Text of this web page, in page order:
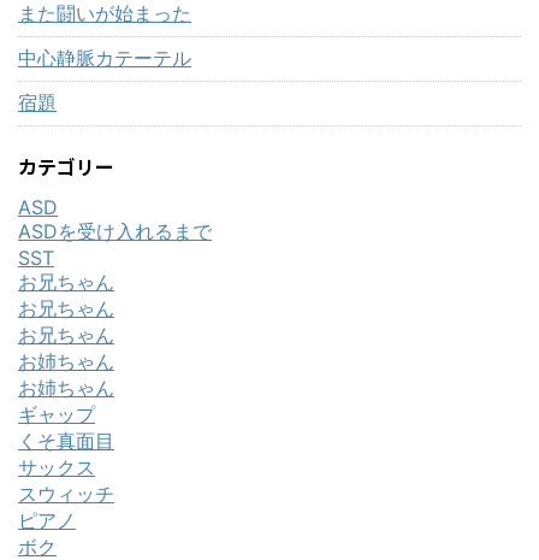
また闘いが始まった
中心静脈カテーテル
宿題
カテゴリー
ASD
ASDを受け入れるまで
SST
お兄ちゃん
お兄ちゃん
お兄ちゃん
お姉ちゃん
お姉ちゃん
ギャップ
くそ真面目
サックス
スウィッチ
ピアノ
ボク